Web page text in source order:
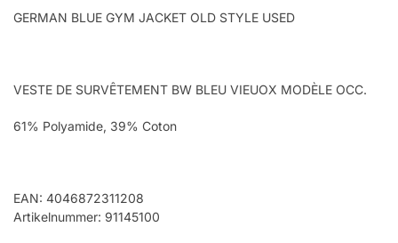
GERMAN BLUE GYM JACKET OLD STYLE USED
VESTE DE SURVÊTEMENT BW BLEU VIEUOX MODÈLE OCC.
61% Polyamide, 39% Coton
EAN: 4046872311208
Artikelnummer: 91145100